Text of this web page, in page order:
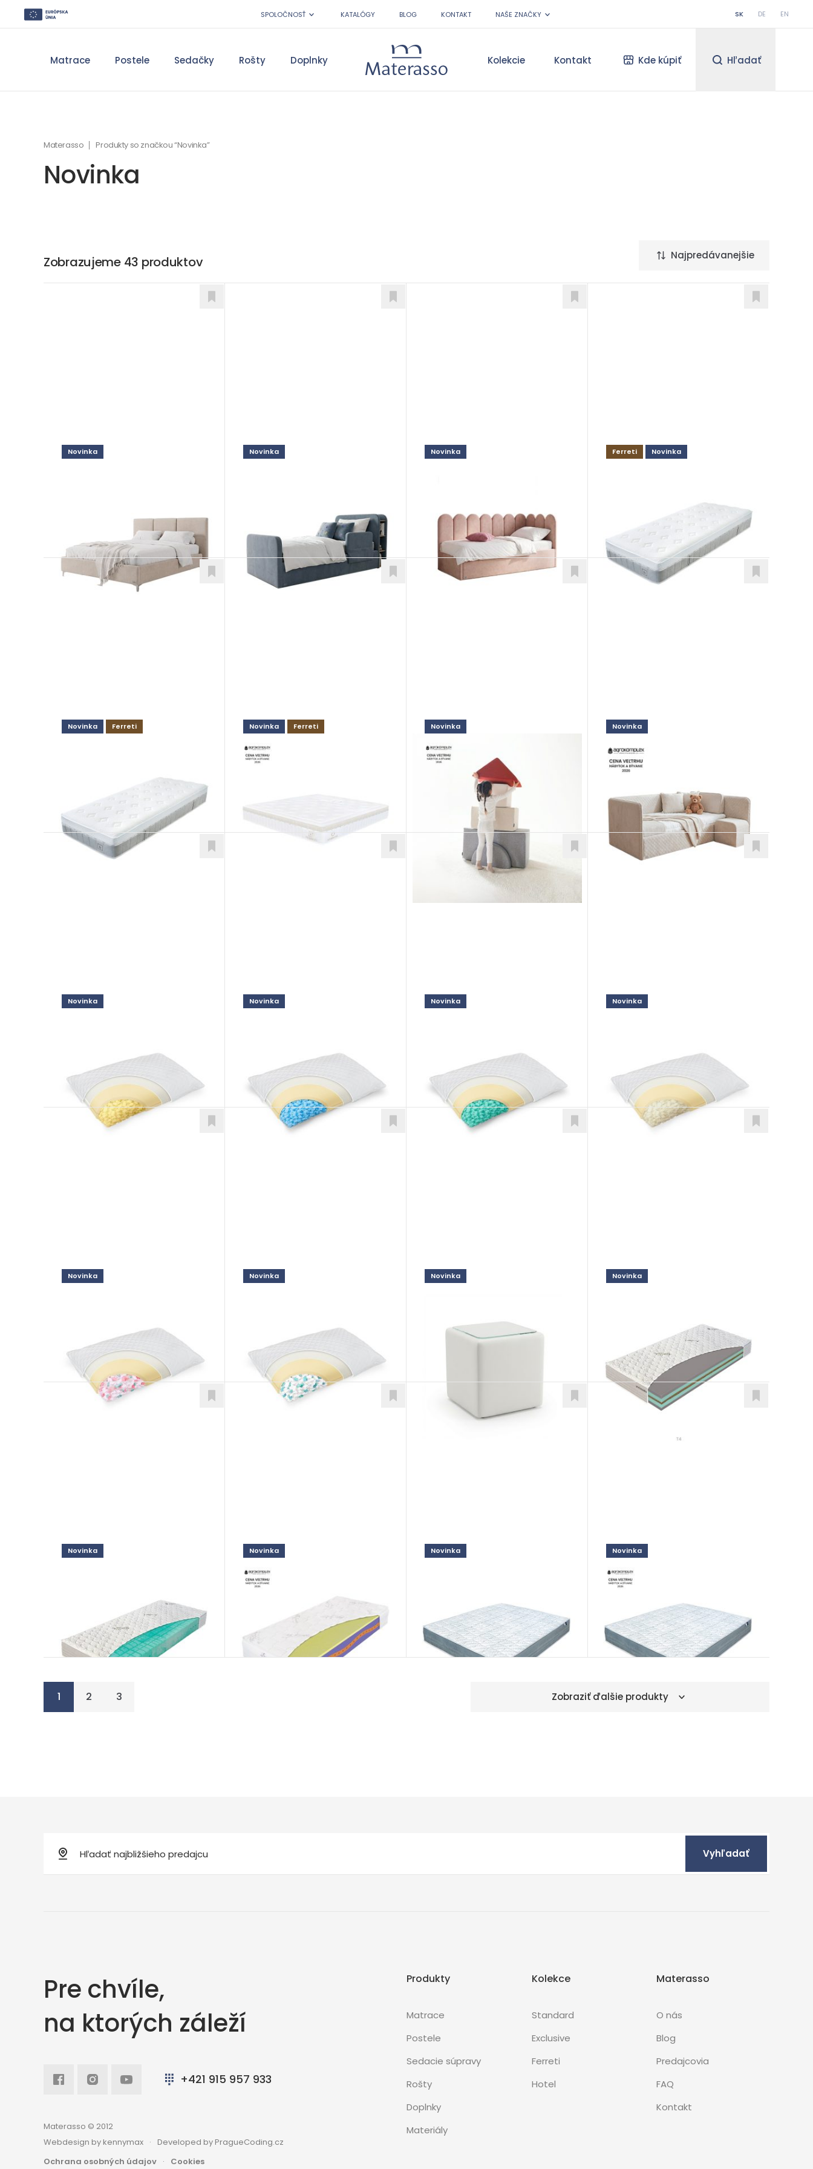
SPOLOČNOSŤ KATALÓGY BLOG KONTAKT NAŠE ZNAČKY SK DE EN
Materasso Kolekcie Kontakt Kde kúpiť Hľadať
Matrace Postele Sedačky Rošty Doplnky
Materasso Produkty so značkou “Novinka”
Novinka
Zobrazujeme 43 produktov Najpredávanejšie
Novinka Novinka Novinka Ferreti Novinka
Novinka Ferreti Novinka Ferreti
Ambrosia
Matrace
Novinka
Beri soft play set
Doplnky
Novinka
Beri
Postele
od 909,00€
Novinka Novinka Novinka Novinka
Novinka Novinka Novinka Novinka
Novinka Novinka
Lavender Honey
Matrace
Novinka Novinka
Enviro Oxy Pocket
Matrace
1 2 3 Zobraziť ďalšie produkty
Vyhľadať
Pre chvíle,
na ktorých záleží
+421 915 957 933
Produkty
Matrace
Postele
Sedacie súpravy
Rošty
Doplnky
Materiály
Kolekce
Standard
Exclusive
Ferreti
Hotel
Materasso
O nás
Blog
Predajcovia
FAQ
Kontakt
Materasso © 2012
Webdesign by kennymax
Developed by PragueCoding.cz
Ochrana osobných údajov
Cookies